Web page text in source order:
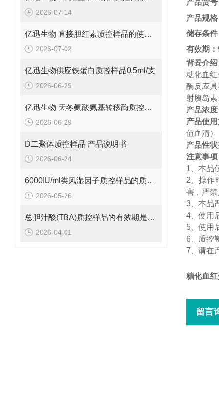
2026-07-14
亿迅生物 直接胆红素质控样品的使用方法
2026-07-02
亿迅生物供应铁蛋白质控样品0.5ml/支
2026-06-29
亿迅生物 天冬氨酸氨基转移酶质控样品的质控靶值是多少呢？
2026-06-29
D二聚体质控样品 产品说明书
2026-06-24
6000IU/ml类风湿因子质控样品的质控范围是多少呢？
2026-05-26
总胆汁酸(TBA)质控样品的有效期是多久呢？
2026-04-01
产品货号
产品规格
储存条件
有效期 ：
背景介绍
糖化血
酶反应
射胰岛
产品浓度
产品使
值血清）
产品性
注意事项
1
本品
2
操作
害，严
3
本品
4
使用
5
使用
6
质控
7
请在
糖化血
留言